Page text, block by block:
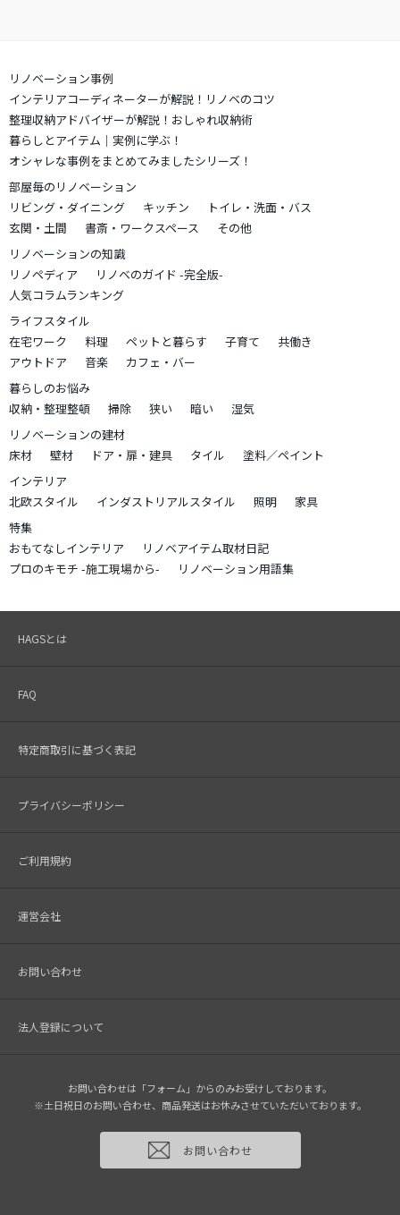
リノベーション事例
インテリアコーディネーターが解説！リノベのコツ
整理収納アドバイザーが解説！おしゃれ収納術
暮らしとアイテム｜実例に学ぶ！
オシャレな事例をまとめてみましたシリーズ！
部屋毎のリノベーション
リビング・ダイニング
キッチン
トイレ・洗面・バス
玄関・土間
書斎・ワークスペース
その他
リノベーションの知識
リノペディア
リノベのガイド -完全版-
人気コラムランキング
ライフスタイル
在宅ワーク
料理 ペットと暮らす 子育て
共働き
アウトドア
音楽
カフェ・バー
暮らしのお悩み
収納・整理整頓
掃除 狭い 暗い
湿気
リノベーションの建材
床材
壁材 ドア・扉・建具 タイル
塗料／ペイント
インテリア
北欧スタイル
インダストリアルスタイル 照明
家具
特集
おもてなしインテリア
リノベアイテム取材日記
プロのキモチ -施工現場から-
リノベーション用語集
HAGSとは
FAQ
特定商取引に基づく表記
プライバシーポリシー
ご利用規約
運営会社
お問い合わせ
法人登録について
お問い合わせは「フォーム」からのみお受けしております。
※土日祝日のお問い合わせ、商品発送はお休みさせていただいております。
お問い合わせ